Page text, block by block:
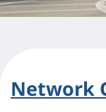
Network